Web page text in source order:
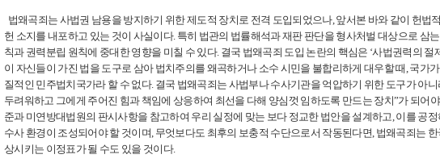
법왜곡죄는 사법권 남용을 방지하기 위한 제도적 장치로 전격 도입되었으나, 앞서본 바와 같이 헌법
헌 소지를 내포하고 있는 것이 사실이다. 특히 법관의 법률해석과 재판 판단을 형사처벌 대상으로 삼
칙과 권력분립 원칙에 중대한 영향을 미칠 수 있다. 결국 법왜곡죄 도입 논란의 핵심은 ‘사법권력의 절
이 자신들이 가진 법을 도구로 삼아 법치주의를 왜곡하거나 소수 시민을 불합리하게 대우할 때, 국가
질적인 민주법치국가라 할 수 없다. 결국 법왜곡죄는 사법부나 수사기관을 억압하기 위한 도구가 아
두려워하고 그에게 주어진 힘과 책임에 상응하여 최선을 다해 양심껏 임하도록 만드는 장치”가 되어
준과 미연방대법원의 판시사항을 참고하여 우리 실정에 맞는 보다 정교한 법안을 설계하고, 이를 공
수사 환경이 조성되어야 할 것이며, 무엇보다도 최후의 보충적 수단으로서 작동된다면, 법왜곡죄는
상시키는 이정표가 될 수도 있을 것이다.